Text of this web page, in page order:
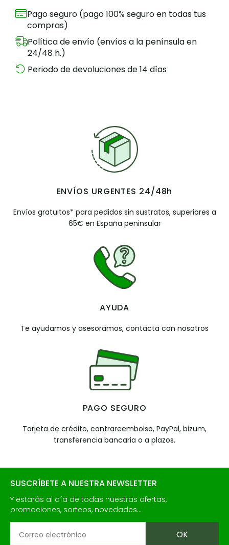
Pago seguro (pago 100% seguro en todas tus
compras)
Política de envío (envíos a la península en
24/48 h.)
Periodo de devoluciones de 14 días
ENVÍOS URGENTES 24/48h
Envíos gratuitos* para pedidos sin sustratos, superiores a
65€ en España peninsular
AYUDA
Te ayudamos y asesoramos, contacta con nosotros
PAGO SEGURO
Tarjeta de crédito, contrareembolso, PayPal, bizum,
transferencia bancaria o a plazos.
SUSCRÍBETE A NUESTRA NEWSLETTER
Y estarás al día de todas nuestras ofertas,
promociones, sorteos, novedades...